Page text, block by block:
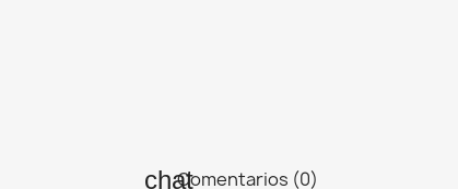
Comentarios (0)